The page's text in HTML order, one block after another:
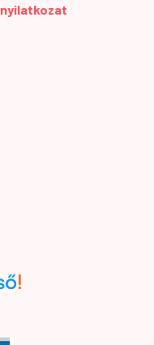
nyilatkozat